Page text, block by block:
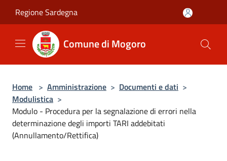
Regione Sardegna
Comune di Mogoro
Home > Amministrazione > Documenti e dati >
Modulistica >
Modulo - Procedura per la segnalazione di errori nella
determinazione degli importi TARI addebitati
(Annullamento/Rettifica)